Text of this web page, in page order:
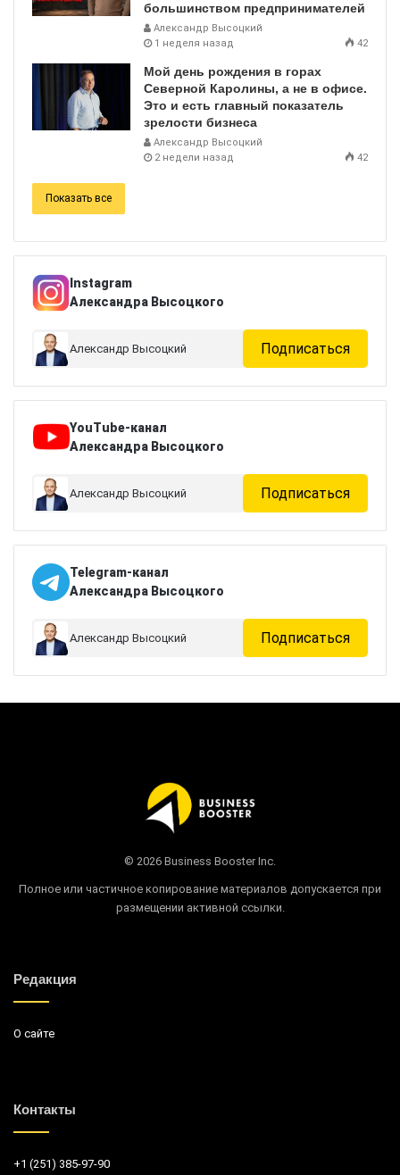
большинством предпринимателей
Александр Высоцкий
1 неделя назад
42
Мой день рождения в горах
Северной Каролины, а не в офисе.
Это и есть главный показатель
зрелости бизнеса
Александр Высоцкий
2 недели назад
42
Показать все
Instagram
Александра Высоцкого
Александр Высоцкий Подписаться
YouTube-канал
Александра Высоцкого
Александр Высоцкий Подписаться
Telegram-канал
Александра Высоцкого
Александр Высоцкий Подписаться
© 2026 Business Booster Inc.
Полное или частичное копирование материалов допускается при
размещении активной ссылки.
Редакция
О сайте
Контакты
+1 (251) 385-97-90